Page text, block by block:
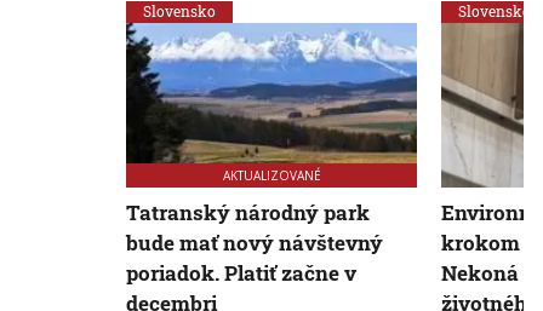
Slovensko
AKTUALIZOVANÉ
Tatranský národný park
bude mať nový návštevný
poriadok. Platiť začne v
decembri
Slovensko
krokom
Nekoná v